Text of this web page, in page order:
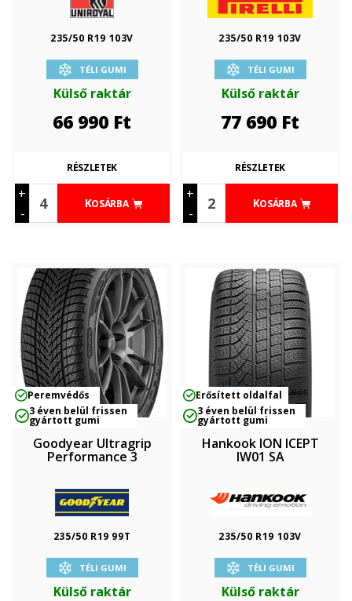
235/50 R19 103V
TÉLI GUMI
Külső raktár
66 990 Ft
+
-
KOSÁRBA
RÉSZLETEK
235/50 R19 103V
TÉLI GUMI
Külső raktár
77 690 Ft
+
-
KOSÁRBA
RÉSZLETEK
Peremvédős
3 éven belül frissen
gyártott gumi
Goodyear Ultragrip
Performance 3
235/50 R19 99T
TÉLI GUMI
Külső raktár
Erősített oldalfal
3 éven belül frissen
gyártott gumi
Hankook ION ICEPT
IW01 SA
235/50 R19 103V
TÉLI GUMI
Külső raktár